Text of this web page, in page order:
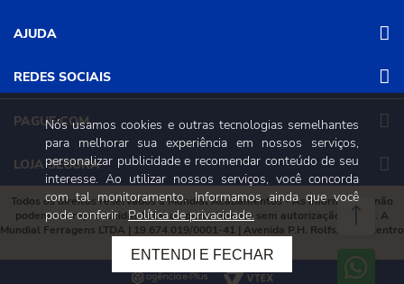
(31) 3611-8200 Loja Física
Programa de
Relacionamento
Trabalhe Conosco
Minha conta
Revistas
AJUDA
Dúvidas
Frete e Entrega
Trocas e
Devoluções
Política de
Privacidade e
Segurança
REDES SOCIAIS
PAGUE COM
LOJA SEGURA
Todos os direitos reservados à Mundial Acabamentos - As informações não
podem ser reproduzidas total ou parcialmente sem autorização prévia. A
Mundial Ferragens LTDA | 19.674.019/0001-41 | Avenida P.H. Rolfs, 215 , Centro
Nós usamos cookies e outras tecnologias semelhantes
para melhorar sua experiência em nossos serviços,
personalizar publicidade e recomendar conteúdo de seu
interesse. Ao utilizar nossos serviços, você concorda
com tal monitoramento. Informamos ainda que você
pode conferir Política de privacidade.
ENTENDI E FECHAR